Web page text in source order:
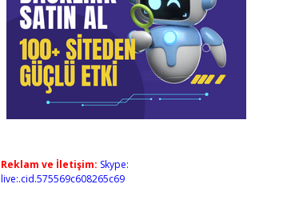
Reklam ve İletişim: Skype:
live:.cid.575569c608265c69